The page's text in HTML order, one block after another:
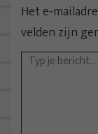
Het e-
velden zijn